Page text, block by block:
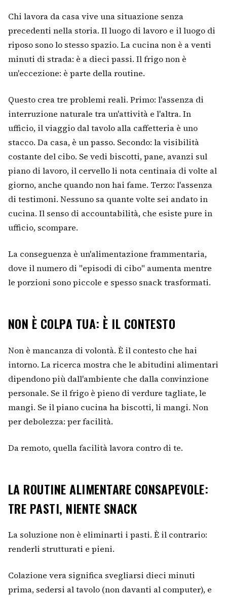
Chi lavora da casa vive una situazione senza
precedenti nella storia. Il luogo di lavoro e il luogo di
riposo sono lo stesso spazio. La cucina non è a venti
minuti di strada: è a dieci passi. Il frigo non è
un'eccezione: è parte della routine.
Questo crea tre problemi reali. Primo: l'assenza di
interruzione naturale tra un'attività e l'altra. In
ufficio, il viaggio dal tavolo alla caffetteria è uno
stacco. Da casa, è un passo. Secondo: la visibilità
costante del cibo. Se vedi biscotti, pane, avanzi sul
piano di lavoro, il cervello li nota centinaia di volte al
giorno, anche quando non hai fame. Terzo: l'assenza
di testimoni. Nessuno sa quante volte sei andato in
cucina. Il senso di accountabilità, che esiste pure in
ufficio, scompare.
La conseguenza è un'alimentazione frammentaria,
dove il numero di "episodi di cibo" aumenta mentre
le porzioni sono piccole e spesso snack trasformati.
NON È COLPA TUA: È IL CONTESTO
Non è mancanza di volontà. È il contesto che hai
intorno. La ricerca mostra che le abitudini alimentari
dipendono più dall'ambiente che dalla convinzione
personale. Se il frigo è pieno di verdure tagliate, le
mangi. Se il piano cucina ha biscotti, li mangi. Non
per debolezza: per facilità.
Da remoto, quella facilità lavora contro di te.
LA ROUTINE ALIMENTARE CONSAPEVOLE:
TRE PASTI, NIENTE SNACK
La soluzione non è eliminarti i pasti. È il contrario:
renderli strutturati e pieni.
Colazione vera significa svegliarsi dieci minuti
prima, sedersi al tavolo (non davanti al computer), e